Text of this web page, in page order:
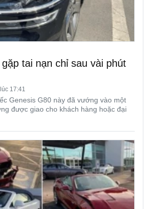
tai nạn chỉ sau vài phút
17:41
Genesis G80 này đã vướng vào một
được giao cho khách hàng hoặc đại